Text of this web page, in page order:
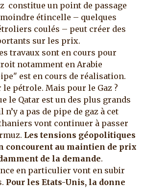
constitue un point de passage
étincelle – quelques
coulés – peut créer des
sur les prix.
travaux sont en cours pour
notamment en Arabie
est en cours de réalisation.
pétrole. Mais pour le Gaz ?
le Qatar est un des plus grands
a pas de pipe de gaz à cet
vont continuer à passer
Les tensions géopolitiques
concourent au maintien de prix
de la demande.
en particulier vont en subir
Pour les Etats-Unis, la donne